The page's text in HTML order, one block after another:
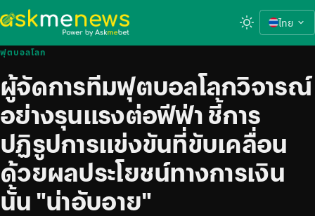
ไทย
ฟุตบอลโลก
ผู้จัดการทีมฟุตบอลโลกวิจารณ์
อย่างรุนแรงต่อฟีฟ่า ชี้การ
ปฏิรูปการแข่งขันที่ขับเคลื่อน
ด้วยผลประโยชน์ทางการเงิน
นั้น "น่าอับอาย"